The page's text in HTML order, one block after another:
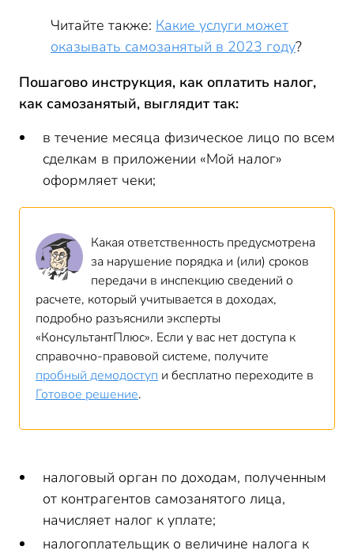
Читайте также: Какие услуги может
оказывать самозанятый в 2023 году?
Пошагово инструкция, как оплатить налог,
как самозанятый, выглядит так:
в течение месяца физическое лицо по всем
сделкам в приложении «Мой налог»
оформляет чеки;
Какая ответственность предусмотрена
за нарушение порядка и (или) сроков
передачи в инспекцию сведений о
расчете, который учитывается в доходах,
подробно разъяснили эксперты
«КонсультантПлюс». Если у вас нет доступа к
справочно-правовой системе, получите
пробный демодоступ и бесплатно переходите в
Готовое решение.
налоговый орган по доходам, полученным
от контрагентов самозанятого лица,
начисляет налог к уплате;
налогоплательщик о величине налога к